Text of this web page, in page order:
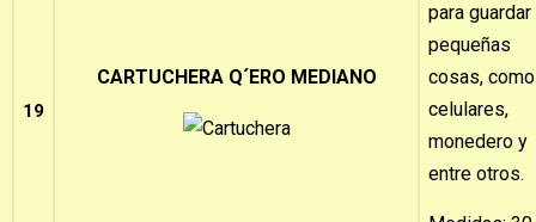
19
CARTUCHERA Q´ERO MEDIANO
para guardar
pequeñas
cosas, como
celulares,
monedero y
entre otros.